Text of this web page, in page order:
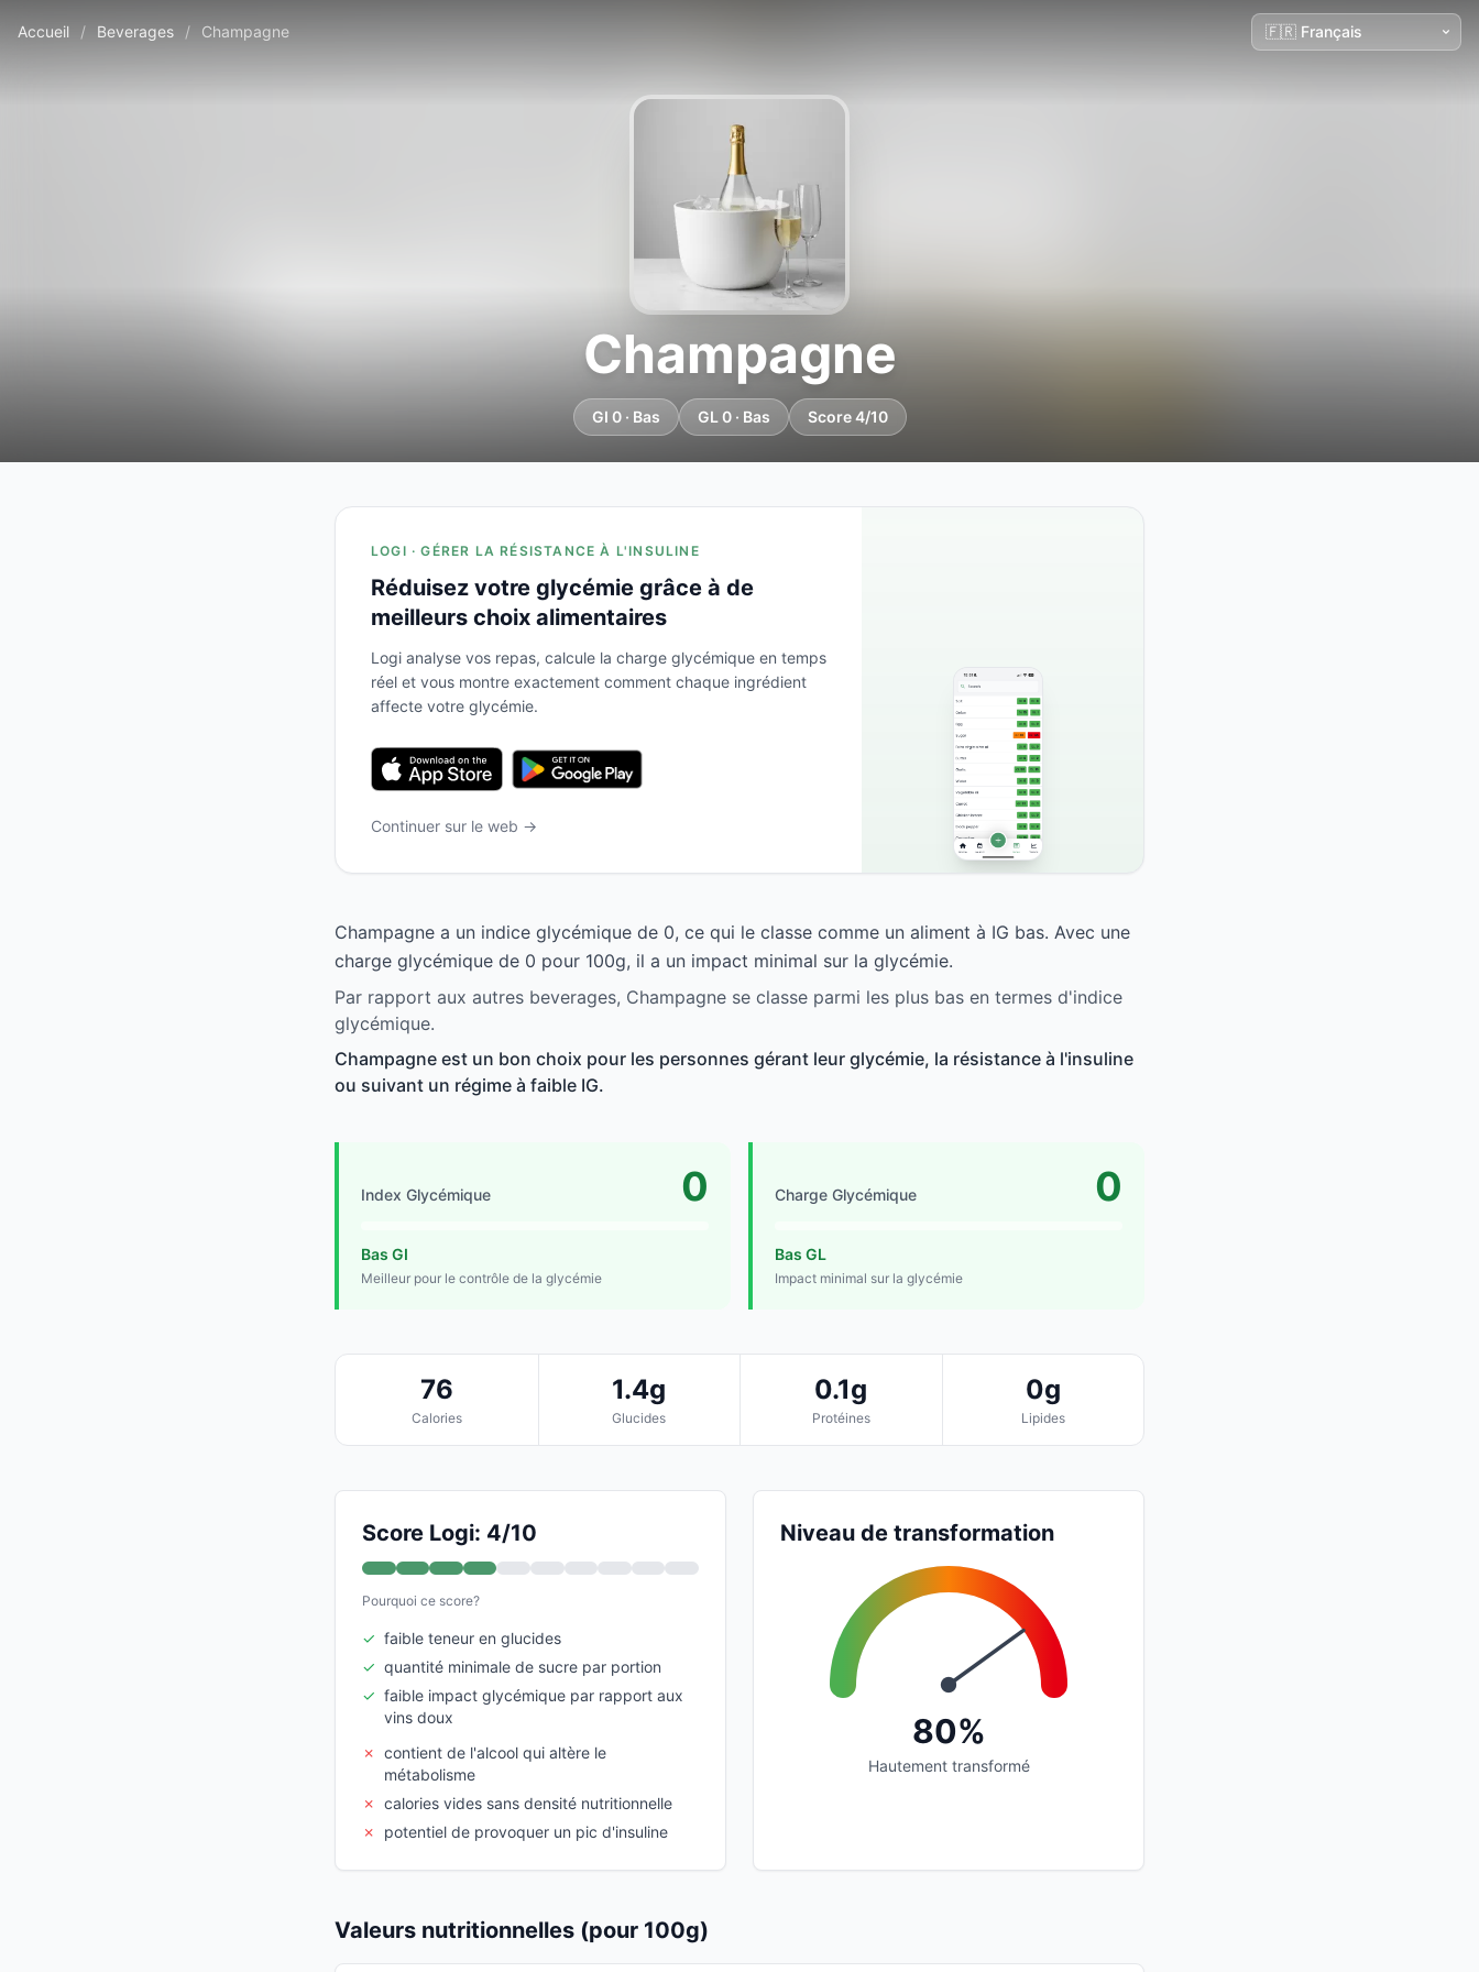
Accueil / Beverages / Champagne
Champagne
GI 0 · Bas GL 0 · Bas Score 4/10
LOGI · GÉRER LA RÉSISTANCE À L'INSULINE
Réduisez votre glycémie grâce à de
meilleurs choix alimentaires
Logi analyse vos repas, calcule la charge glycémique en temps
réel et vous montre exactement comment chaque ingrédient
affecte votre glycémie.
Continuer sur le web →
Champagne a un indice glycémique de 0, ce qui le classe comme un aliment à IG bas. Avec une
charge glycémique de 0 pour 100g, il a un impact minimal sur la glycémie.
Par rapport aux autres beverages, Champagne se classe parmi les plus bas en termes d'indice
glycémique.
Champagne est un bon choix pour les personnes gérant leur glycémie, la résistance à l'insuline
ou suivant un régime à faible IG.
Index Glycémique 0
Bas GI
Meilleur pour le contrôle de la glycémie
Charge Glycémique 0
Bas GL
Impact minimal sur la glycémie
76
Calories
1.4g
Glucides
0.1g
Protéines
0g
Lipides
Score Logi: 4/10
Pourquoi ce score?
✓ faible teneur en glucides
✓ quantité minimale de sucre par portion
✓ faible impact glycémique par rapport aux
vins doux
✗ contient de l'alcool qui altère le
métabolisme
✗ calories vides sans densité nutritionnelle
✗
potentiel de provoquer un pic d'insuline
Niveau de transformation
80%
Hautement transformé
Valeurs nutritionnelles (pour 100g)